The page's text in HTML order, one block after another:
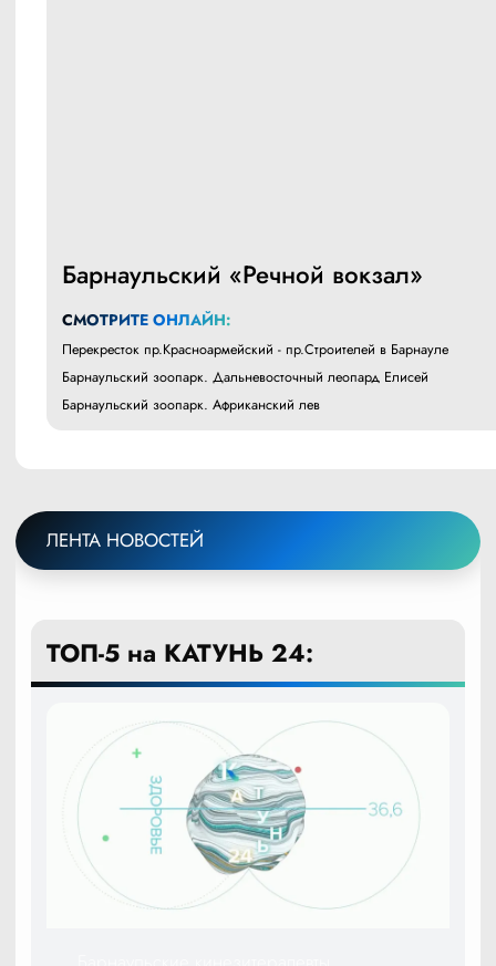
Барнаульский «Речной вокзал»
СМОТРИТЕ ОНЛАЙН:
Перекресток пр.Красноармейский - пр.Строителей в Барнауле
Барнаульский зоопарк. Дальневосточный леопард Елисей
Барнаульский зоопарк. Африканский лев
ЛЕНТА НОВОСТЕЙ
ТОП-5 на КАТУНЬ 24: